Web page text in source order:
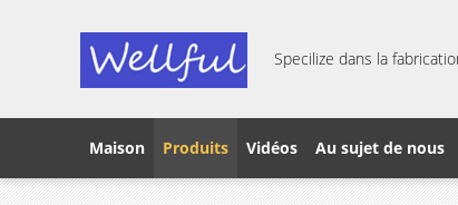
Specilize dans la
Maison Produits Vidéos Au sujet de nous